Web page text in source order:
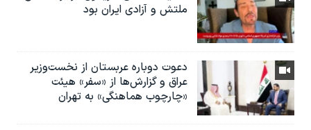
ملتش و آزادی ایران بود
دعوت دوباره عربستان از نخست‌وزیر
عراق و گزارش‌ها از «سفر» هیئت
«چارچوب هماهنگی» به تهران